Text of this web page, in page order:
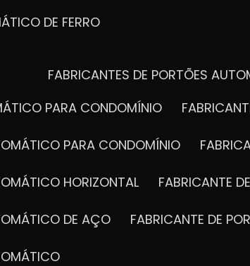
DE FERRO
FABRICANTES DE PORTÕES
PARA CONDOMÍNIO
PARA CONDOMÍNIO
HORIZONTAL FABRICANTE
DE AÇO FABRICANTE DE